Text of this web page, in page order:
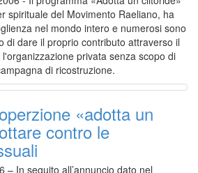
spirituale del Movimento Raeliano, ha
nel mondo intero e numerosi sono
di dare il proprio contributo attraverso il
privata senza scopo di
di ricostruzione.
«adotta un
contro le
– In seguito all’annuncio dato nel